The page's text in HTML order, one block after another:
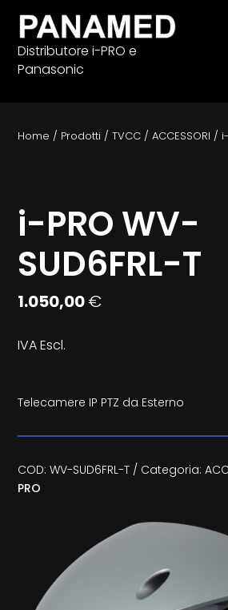
Distributore i-PRO e
Panasonic
Home / Prodotti /TVCC /ACCESSORI /
i-PRO WV-
SUD6FRL-T
1.050,00€
IVA Escl.
Telecamere IP PTZ da Esterno
COD: WV-SUD6FRL-T Categoria:
PRO